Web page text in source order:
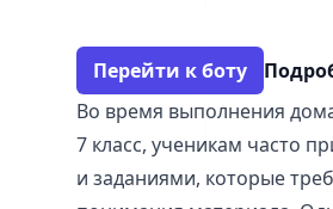
Перейти к боту
Во время выполнения
7 класс, ученикам часто
и заданиями, которые